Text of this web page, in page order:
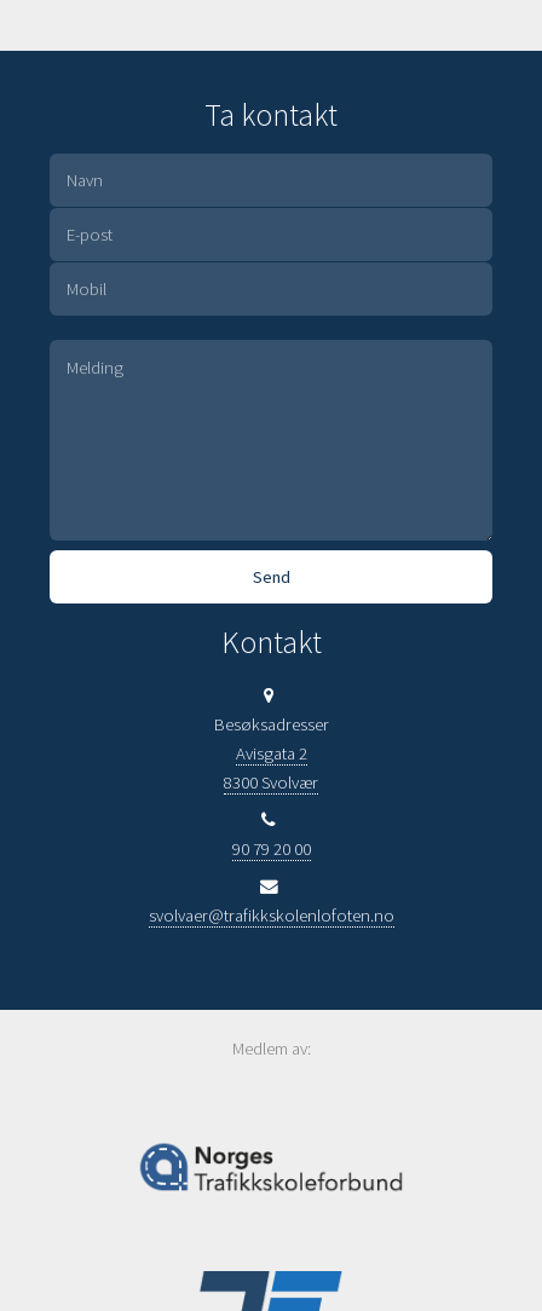
Ta kontakt
Kontakt
Besøksadresser
Avisgata 2
8300 Svolvær
90 79 20 00
svolvaer@trafikkskolenlofoten.no
Medlem av: